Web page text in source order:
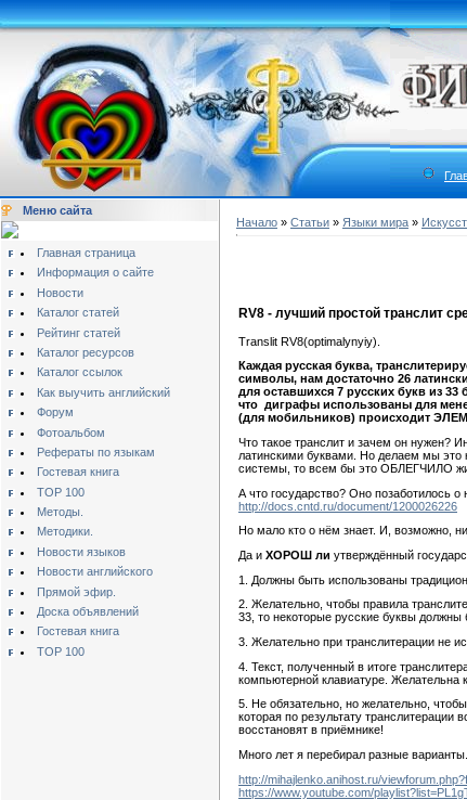
Меню сайта
Главная страница
Информация о сайте
Новости
Каталог статей
Рейтинг статей
Каталог ресурсов
Каталог ссылок
Как выучить английский
Форум
Фотоальбом
Рефераты по языкам
Гостевая книга
TOP 100
Методы.
Методики.
Новости языков
Новости английского
Прямой эфир.
Доска объявлений
Гостевая книга
TOP 100
Начало » Статьи » Языки мира »
RV8 - лучший простой транслит
Translit RV8(optimalynyiy).
Каждая русская буква,
символы, нам достаточно 26
для оставшихся 7 русских букв из
что диграфы использованы для
(для мобильников) происходит
Что такое транслит и зачем он нужен?
латинскими буквами. Но делаем мы это
системы, то всем бы это ОБЛЕГЧИЛО
А что государство? Оно позаботилось о
http://docs.cntd.ru/document/1200026226
Но мало кто о нём знает. И, возможно,
Да и ХОРОШ ли утверждённый
1. Должны быть использованы
2. Желательно, чтобы правила
33, то некоторые русские буквы
3. Желательно при транслитерации не
4. Текст, полученный в итоге
компьютерной клавиатуре. Желательна
5. Не обязательно, но желательно,
которая по результату
восстановят в приёмнике!
Много лет я перебирал разные
http://mihajlenko.anihost.ru/
https://www.youtube.com/